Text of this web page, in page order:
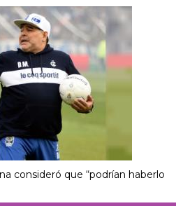
consideró que “podrían haberlo